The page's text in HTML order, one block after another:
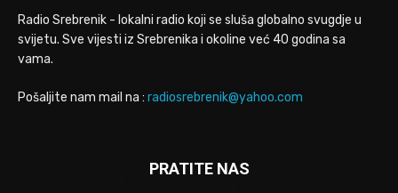
Radio Srebrenik - lokalni radio koji se sluša globalno svugdje u
svijetu. Sve vijesti iz Srebrenika i okoline već 40 godina sa
vama.
Pošaljite nam mail na : radiosrebrenik@yahoo.com
PRATITE NAS